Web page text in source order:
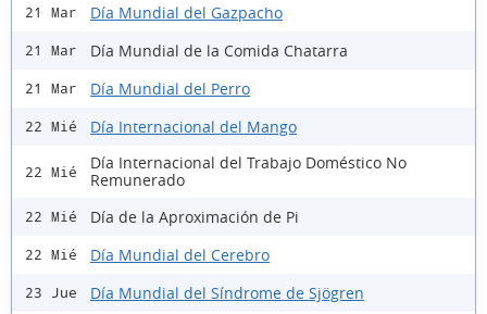
21 Mar Día Mundial del Gazpacho
21 Mar Día Mundial de la Comida Chatarra
21 Mar Día Mundial del Perro
22 Mié Día Internacional del Mango
22 Mié
Día Internacional del Trabajo Doméstico No
Remunerado
22 Mié Día de la Aproximación de Pi
22 Mié Día Mundial del Cerebro
23 Jue Día Mundial del Síndrome de Sjögren